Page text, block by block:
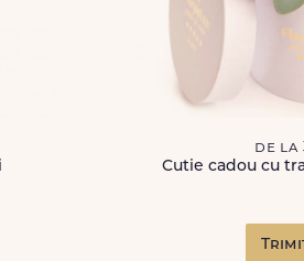
de la
Cutie cadou cu